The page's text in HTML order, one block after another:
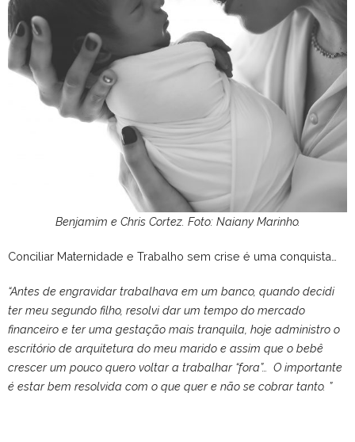
Benjamim e Chris Cortez. Foto: Naiany Marinho.
Conciliar Maternidade e Trabalho sem crise é uma conquista…
“Antes de engravidar trabalhava em um banco, quando decidi
ter meu segundo filho, resolvi dar um tempo do mercado
financeiro e ter uma gestação mais tranquila, hoje administro o
escritório de arquitetura do meu marido e assim que o bebê
crescer um pouco quero voltar a trabalhar “fora”…
O importante
é estar bem resolvida com o que quer e não se cobrar tanto. ”